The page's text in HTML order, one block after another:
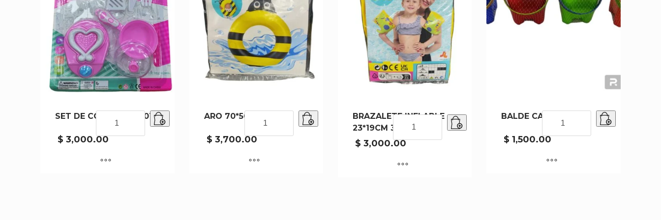
SET DE COCINA SD19018
$ 3,000.00
SET
COCINA
cantidad
ARO 70*50CM 37623
$ 3,700.00
ARO
70*50CM
37623
BRAZALETE INFLABLE
23*19CM 32132
$ 3,000.00
INFLABLE
23*19CM
cantidad
BALDE CASTILLO
$ 1,500.00
BALDE
CASTILLO
cantidad